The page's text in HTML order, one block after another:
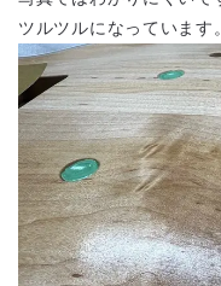
ツルツルになっています。